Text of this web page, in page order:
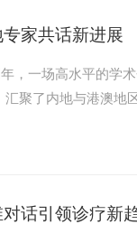
家共话新进展
，一场高水平的学
聚了内地与港澳地
话引领诊疗新